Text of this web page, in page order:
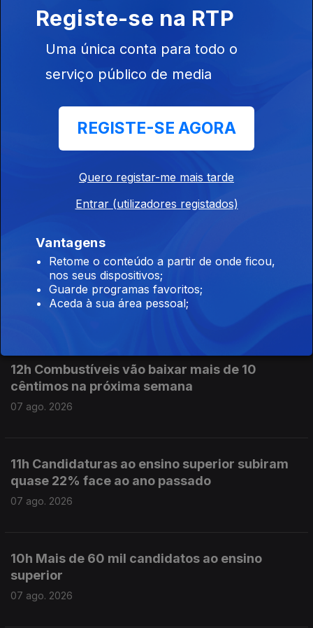
reapreciações dos exames
07 ago. 2026
15h Algumas escolas já comecaram a receber
14h IL considera que Luís Neves não tem
condições para continuar no cargo
13h Livre pede a Montenegro que se pronuncie
sobre auditoria aos mandatos de Luís Neves
12h Combustíveis vão baixar mais de 10
cêntimos na próxima semana
07 ago. 2026
11h Candidaturas ao ensino superior subiram
quase 22% face ao ano passado
07 ago. 2026
10h Mais de 60 mil candidatos ao ensino
superior
07 ago. 2026
Registe-se na RTP
Uma única conta para todo o
serviço público de media
REGISTE-SE AGORA
Quero registar-me mais tarde
Entrar (utilizadores registados)
Vantagens
Retome o conteúdo a partir de onde ficou,
nos seus dispositivos;
Guarde programas favoritos;
Aceda à sua área pessoal;